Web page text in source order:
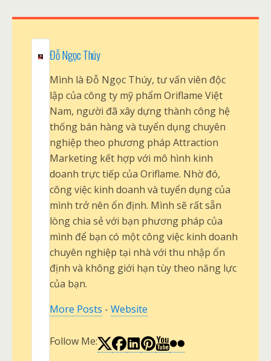
Đỗ Ngọc Thúy
Mình là Đỗ Ngọc Thúy, tư vấn viên độc
lập của công ty mỹ phẩm Oriflame Việt
Nam, người đã xây dựng thành công hệ
thống bán hàng và tuyển dụng chuyên
nghiệp theo phương pháp Attraction
Marketing kết hợp với mô hình kinh
doanh trực tiếp của Oriflame. Nhờ đó,
công việc kinh doanh và tuyển dụng của
mình trở nên ổn định. Mình sẽ rất sẵn
lòng chia sẻ với bạn phương pháp của
mình để bạn có một công việc kinh doanh
chuyên nghiệp tại nhà với thu nhập ổn
định và không giới hạn tùy theo năng lực
của bạn.
More Posts -Website
Follow Me: